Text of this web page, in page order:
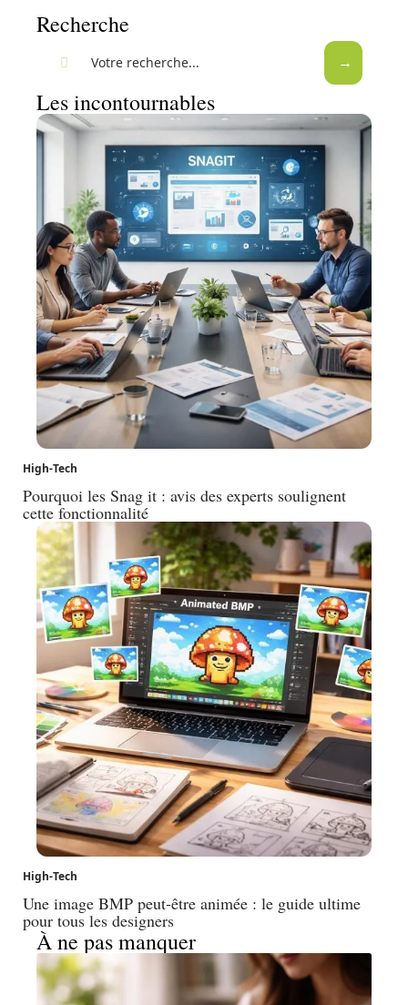
Recherche
Les incontournables
High-Tech
Pourquoi les Snag it : avis des experts soulignent
cette fonctionnalité
High-Tech
Une image BMP peut-être animée : le guide ultime
pour tous les designers
À ne pas manquer